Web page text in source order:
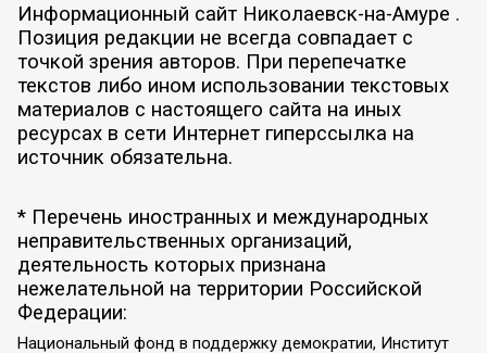
Информационный сайт Николаевск-на-Амуре .
Позиция редакции не всегда совпадает с
точкой зрения авторов. При перепечатке
текстов либо ином использовании текстовых
материалов с настоящего сайта на иных
ресурсах в сети Интернет гиперссылка на
источник обязательна.
* Перечень иностранных и международных
неправительственных организаций,
деятельность которых признана
нежелательной на территории Российской
Федерации:
Национальный фонд в поддержку демократии, Институт